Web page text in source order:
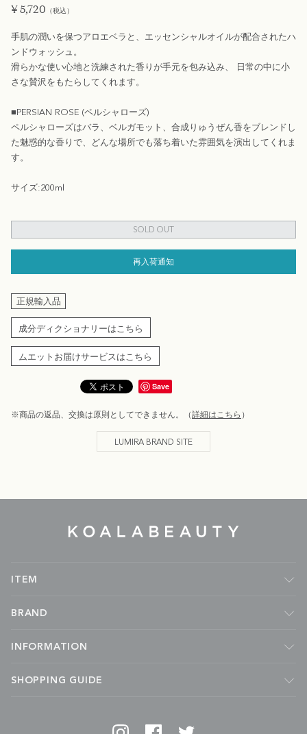
¥5,720 （税込）
手肌の潤いを保つアロエベラと、エッセンシャルオイルが配合されたハ
ンドウォッシュ。
滑らかな使い心地と洗練された香りが手元を包み込み、 日常の中に小
さな賛沢をもたらしてくれます。
■PERSIAN ROSE (ペルシャローズ)
ペルシャローズはバラ、ベルガモット、合成りゅうぜん香をブレンドし
た魅惑的な香りで、どんな場所でも落ち着いた雰囲気を演出してくれま
す。
サイズ:200ml
SOLD OUT
再入荷通知
正規輸入品
成分ディクショナリーはこちら
ムエットお届けサービスはこちら
Save
※商品の返品、交換は原則としてできません。（詳細はこちら ）
LUMIRA BRAND SITE
ITEM
フレグランス
キャンドル
フェイスケア
BRAND
Malie Organics
kai
INFORMATION
ABOUT
成分ディクショナリー
SHOPPING GUIDE